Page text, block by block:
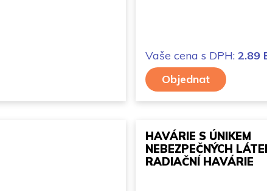
Vaše cena s DPH: 2.89
Objednat
HAVÁRIE S ÚNIKEM
NEBEZPEČNÝCH
RADIAČNÍ HAVÁRIE